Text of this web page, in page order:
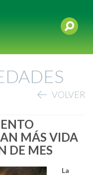
VOLVER
MÁS VIDA
DE MES
La